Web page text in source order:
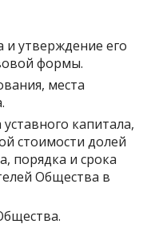
утверждение его
формы.
места
капитала,
стоимости долей
порядка и срока
Общества в